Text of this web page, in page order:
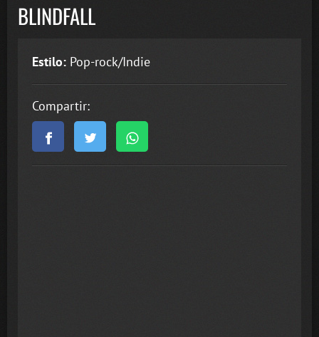
BLINDFALL
Estilo: Pop-rock/Indie
Compartir: